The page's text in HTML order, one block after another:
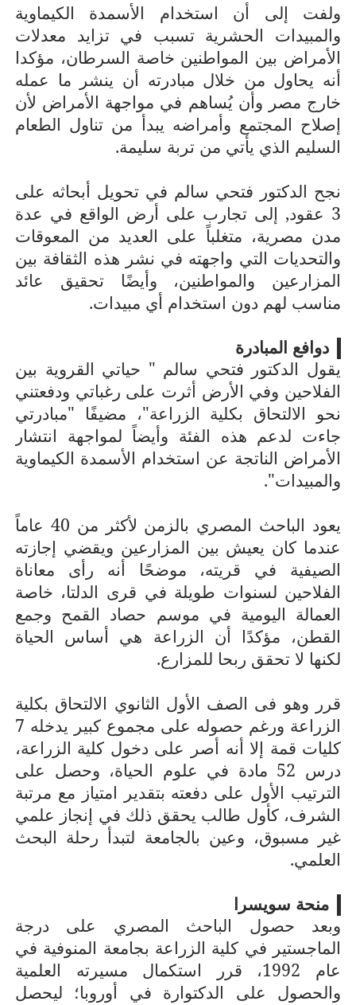
ولفت إلى أن استخدام الأسمدة الكيماوية
والمبيدات الحشرية تسبب في تزايد معدلات
الأمراض بين المواطنين خاصة السرطان، مؤكدا
أنه يحاول من خلال مبادرته أن ينشر ما عمله
خارج مصر وأن يُساهم في مواجهة الأمراض لأن
إصلاح المجتمع وأمراضه يبدأ من تناول الطعام
السليم الذي يأتي من تربة سليمة.
نجح الدكتور فتحي سالم في تحويل أبحاثه على
3 عقود, إلى تجارب على أرض الواقع في عدة
مدن مصرية، متغلباً على العديد من المعوقات
والتحديات التي واجهته في نشر هذه الثقافة بين
المزارعين والمواطنين، وأيضًا تحقيق عائد
مناسب لهم دون استخدام أي مبيدات.
دوافع المبادرة
يقول الدكتور فتحي سالم " حياتي القروية بين
الفلاحين وفي الأرض أثرت على رغباتي ودفعتني
نحو الالتحاق بكلية الزراعة"، مضيفًا "مبادرتي
جاءت لدعم هذه الفئة وأيضاً لمواجهة انتشار
الأمراض الناتجة عن استخدام الأسمدة الكيماوية
والمبيدات".
يعود الباحث المصري بالزمن لأكثر من 40 عاماً
عندما كان يعيش بين المزارعين ويقضي إجازته
الصيفية في قريته، موضحًا أنه رأى معاناة
الفلاحين لسنوات طويلة في قرى الدلتا، خاصة
العمالة اليومية في موسم حصاد القمح وجمع
القطن، مؤكدًا أن الزراعة هي أساس الحياة
لكنها لا تحقق ربحا للمزارع.
قرر وهو فى الصف الأول الثانوي الالتحاق بكلية
الزراعة ورغم حصوله على مجموع كبير يدخله 7
كليات قمة إلا أنه أصر على دخول كلية الزراعة،
درس 52 مادة في علوم الحياة، وحصل على
الترتيب الأول على دفعته بتقدير امتياز مع مرتبة
الشرف، كأول طالب يحقق ذلك في إنجاز علمي
غير مسبوق، وعين بالجامعة لتبدأ رحلة البحث
العلمي.
منحة سويسرا
وبعد حصول الباحث المصري على درجة
الماجستير في كلية الزراعة بجامعة المنوفية في
عام 1992، قرر استكمال مسيرته العلمية
والحصول على الدكتوارة في أوروبا؛ ليحصل